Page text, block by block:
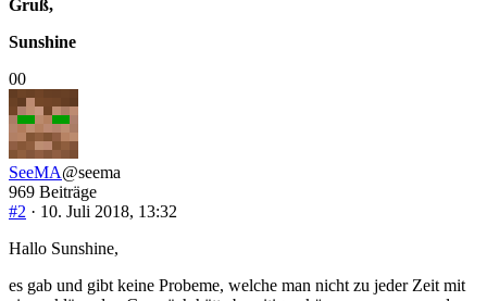
Gruß,
Sunshine
Anklicken
für
Daumen
nach
unten.
0Anklicken
für
Daumen
nach
oben.
0
SeeMA@seema
969 Beiträge
#2 · 10. Juli 2018, 13:32
Hallo Sunshine,
es gab und gibt keine Probeme, welche man nicht zu jeder Zeit mit